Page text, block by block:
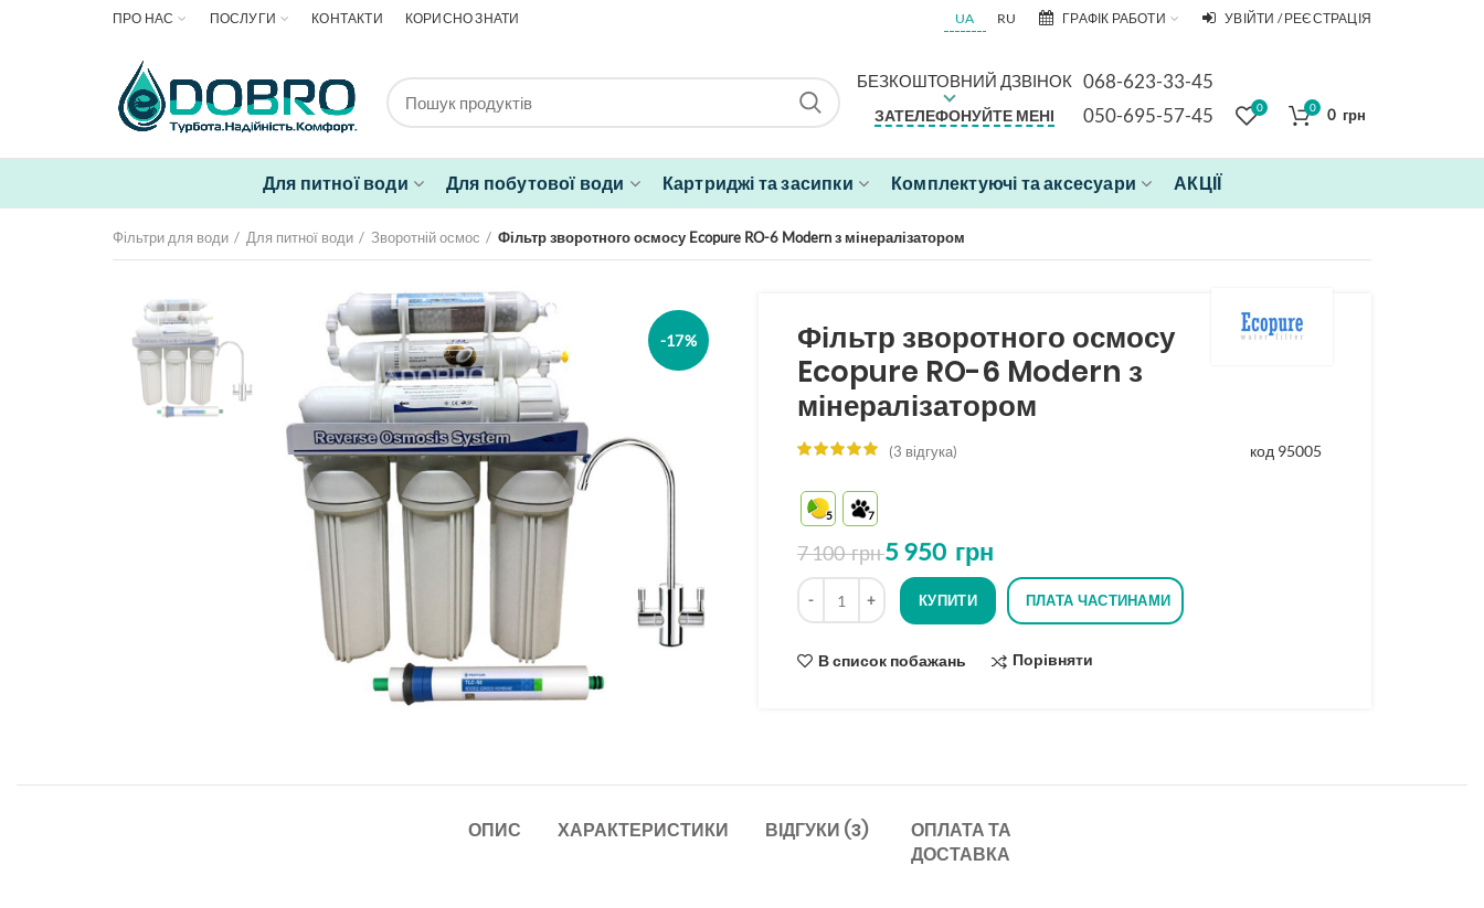
ПРО НАС ПОСЛУГИ КОНТАКТИ КОРИСНО ЗНАТИ UA RU ГРАФІК РАБОТИ УВІЙТИ / РЕЄСТРАЦІЯ
БЕЗКОШТОВНИЙ ДЗВІНОК 068-623-33-45
ЗАТЕЛЕФОНУЙТЕ МЕНІ 050-695-57-45 0 0 0 грн
Для питної води Для побутової води Картриджі та засипки Комплектуючі та аксесуари АКЦІЇ
Фільтри для води Для питної води Зворотній осмос Фільтр зворотного осмосу Ecopure RO-6 Modern з мінералізатором
-17%
Фільтр зворотного осмосу
Ecopure RO-6 Modern з
мінералізатором
код 95005
(3 відгука)
5 7
7 100грн5 950 грн
Кількість
КУПИТИ ПЛАТА ЧАСТИНАМИ
В список побажань Порівняти
ОПИС ХАРАКТЕРИСТИКИ ВІДГУКИ (3)
ОПЛАТА ТА
ДОСТАВКА